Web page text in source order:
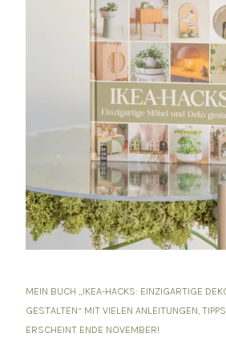
MEIN BUCH „IKEA-HACKS: EINZIGARTIGE
GESTALTEN“ MIT VIELEN ANLEITUNGEN,
ERSCHEINT ENDE NOVEMBER!